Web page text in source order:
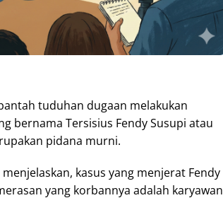
tuduhan dugaan melakukan
bernama Tersisius Fendy Susupi atau
pidana murni.
kasus yang menjerat Fendy
yang korbannya adalah karyawan